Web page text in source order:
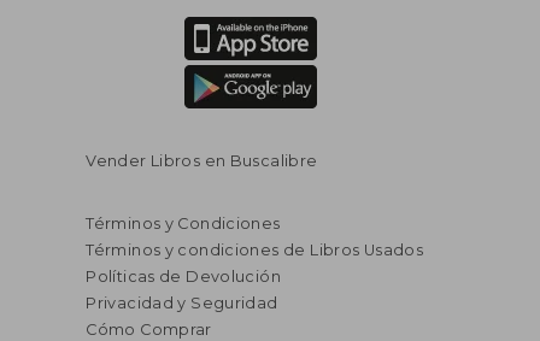
Vender Libros en Buscalibre
Términos y Condiciones
Términos y condiciones de Libros Usados
Políticas de Devolución
Privacidad y Seguridad
Cómo Comprar